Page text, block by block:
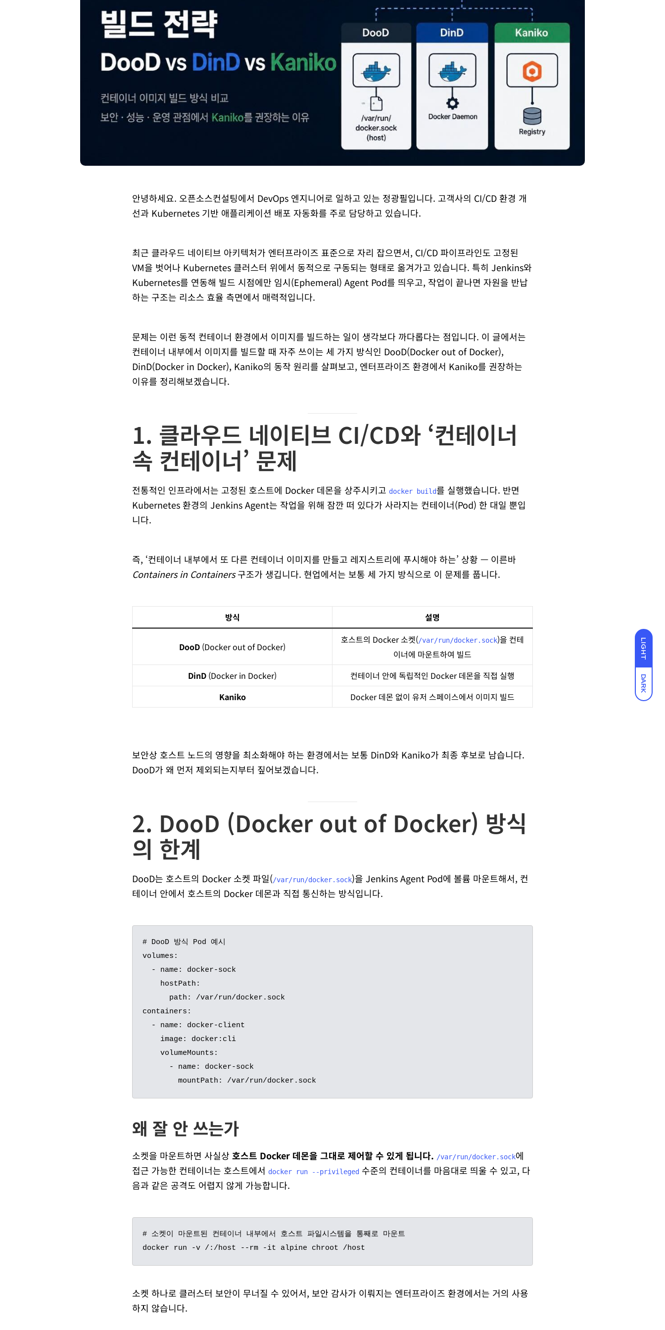
LIGHT
DARK
안녕하세요. 오픈소스컨설팅에서 DevOps 엔지니어로 일하고 있는 정광필입니다. 고객사의 CI/CD 환경 개
선과 Kubernetes 기반 애플리케이션 배포 자동화를 주로 담당하고 있습니다.
최근 클라우드 네이티브 아키텍처가 엔터프라이즈 표준으로 자리 잡으면서, CI/CD 파이프라인도 고정된
VM을 벗어나 Kubernetes 클러스터 위에서 동적으로 구동되는 형태로 옮겨가고 있습니다. 특히 Jenkins와
Kubernetes를 연동해 빌드 시점에만 임시(Ephemeral) Agent Pod를 띄우고, 작업이 끝나면 자원을 반납
하는 구조는 리소스 효율 측면에서 매력적입니다.
문제는 이런 동적 컨테이너 환경에서 이미지를 빌드하는 일이 생각보다 까다롭다는 점입니다. 이 글에서는
컨테이너 내부에서 이미지를 빌드할 때 자주 쓰이는 세 가지 방식인 DooD(Docker out of Docker),
DinD(Docker in Docker), Kaniko의 동작 원리를 살펴보고, 엔터프라이즈 환경에서 Kaniko를 권장하는
이유를 정리해보겠습니다.
1. 클라우드 네이티브 CI/CD와 ‘컨테이너
속 컨테이너’ 문제
전통적인 인프라에서는 고정된 호스트에 Docker 데몬을 상주시키고 docker build를 실행했습니다. 반면
Kubernetes 환경의 Jenkins Agent는 작업을 위해 잠깐 떠 있다가 사라지는 컨테이너(Pod) 한 대일 뿐입
니다.
즉, ‘컨테이너 내부에서 또 다른 컨테이너 이미지를 만들고 레지스트리에 푸시해야 하는’ 상황 — 이른바
Containers in Containers구조가 생깁니다. 현업에서는 보통 세 가지 방식으로 이 문제를 풉니다.
방식 설명
DooD (Docker out of Docker)
호스트의 Docker 소켓(/var/run/docker.sock)을 컨테
이너에 마운트하여 빌드
DinD (Docker in Docker)
컨테이너 안에 독립적인 Docker 데몬을 직접 실행
Kaniko
Docker 데몬 없이 유저 스페이스에서 이미지 빌드
보안상 호스트 노드의 영향을 최소화해야 하는 환경에서는 보통 DinD와 Kaniko가 최종 후보로 남습니다.
DooD가 왜 먼저 제외되는지부터 짚어보겠습니다.
2. DooD (Docker out of Docker) 방식
의 한계
DooD는 호스트의 Docker 소켓 파일(/var/run/docker.sock)을 Jenkins Agent Pod에 볼륨 마운트해서, 컨
테이너 안에서 호스트의 Docker 데몬과 직접 통신하는 방식입니다.
# DooD 방식 Pod 예시
volumes:
containers:
왜 잘 안 쓰는가
소켓을 마운트하면 사실상 호스트 Docker 데몬을 그대로 제어할 수 있게 됩니다. /var/run/docker.sock에
접근 가능한 컨테이너는 호스트에서 docker run --privileged 수준의 컨테이너를 마음대로 띄울 수 있고, 다
음과 같은 공격도 어렵지 않게 가능합니다.
# 소켓이 마운트된 컨테이너 내부에서 호스트 파일시스템을 통째로 마운트
소켓 하나로 클러스터 보안이 무너질 수 있어서, 보안 감사가 이뤄지는 엔터프라이즈 환경에서는 거의 사용
하지 않습니다.